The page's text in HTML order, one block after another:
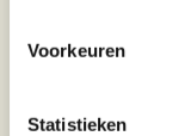
Voorkeuren
Statistieken